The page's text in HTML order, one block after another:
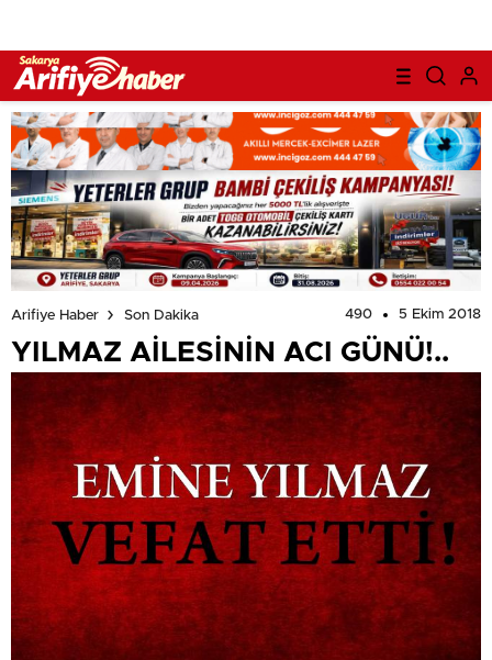
Arifiye Haber Son Dakika 490 5 Ekim 2018
YILMAZ AİLESİNİN ACI GÜNÜ!..